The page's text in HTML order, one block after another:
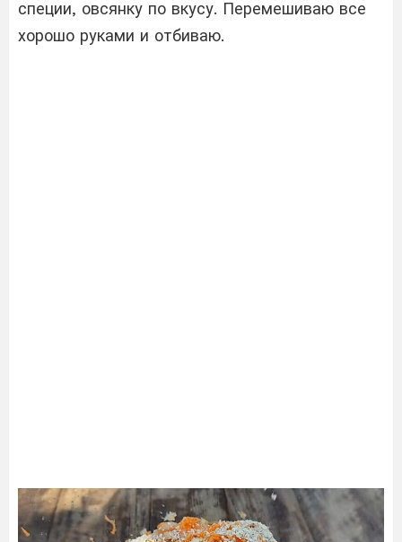
специи, овсянку по вкусу. Перемешиваю все
хорошо руками и отбиваю.